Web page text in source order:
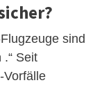
sind
Seit
Vorfälle